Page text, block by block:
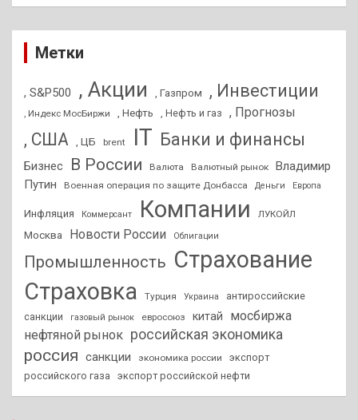
Метки
, S&P500 , Акции , Газпром , Инвестиции
, Индекс МосБиржи , Нефть , Нефть и газ , Прогнозы
, США , ЦБ brent IT Банки и финансы
Бизнес В России Валюта Валютный рынок
Владимир
Путин
Военная операция по защите Донбасса Деньги Европа
Инфляция Коммерсант Компании ЛУКОЙЛ
Москва Новости России Облигации
Промышленность Страхование
Страховка
Турция Украина
антироссийские
санкции
газовый рынок евросоюз китай
мосбиржа
нефтяной рынок российская экономика
россия санкции экономика россии
экспорт
российского газа
экспорт российской нефти